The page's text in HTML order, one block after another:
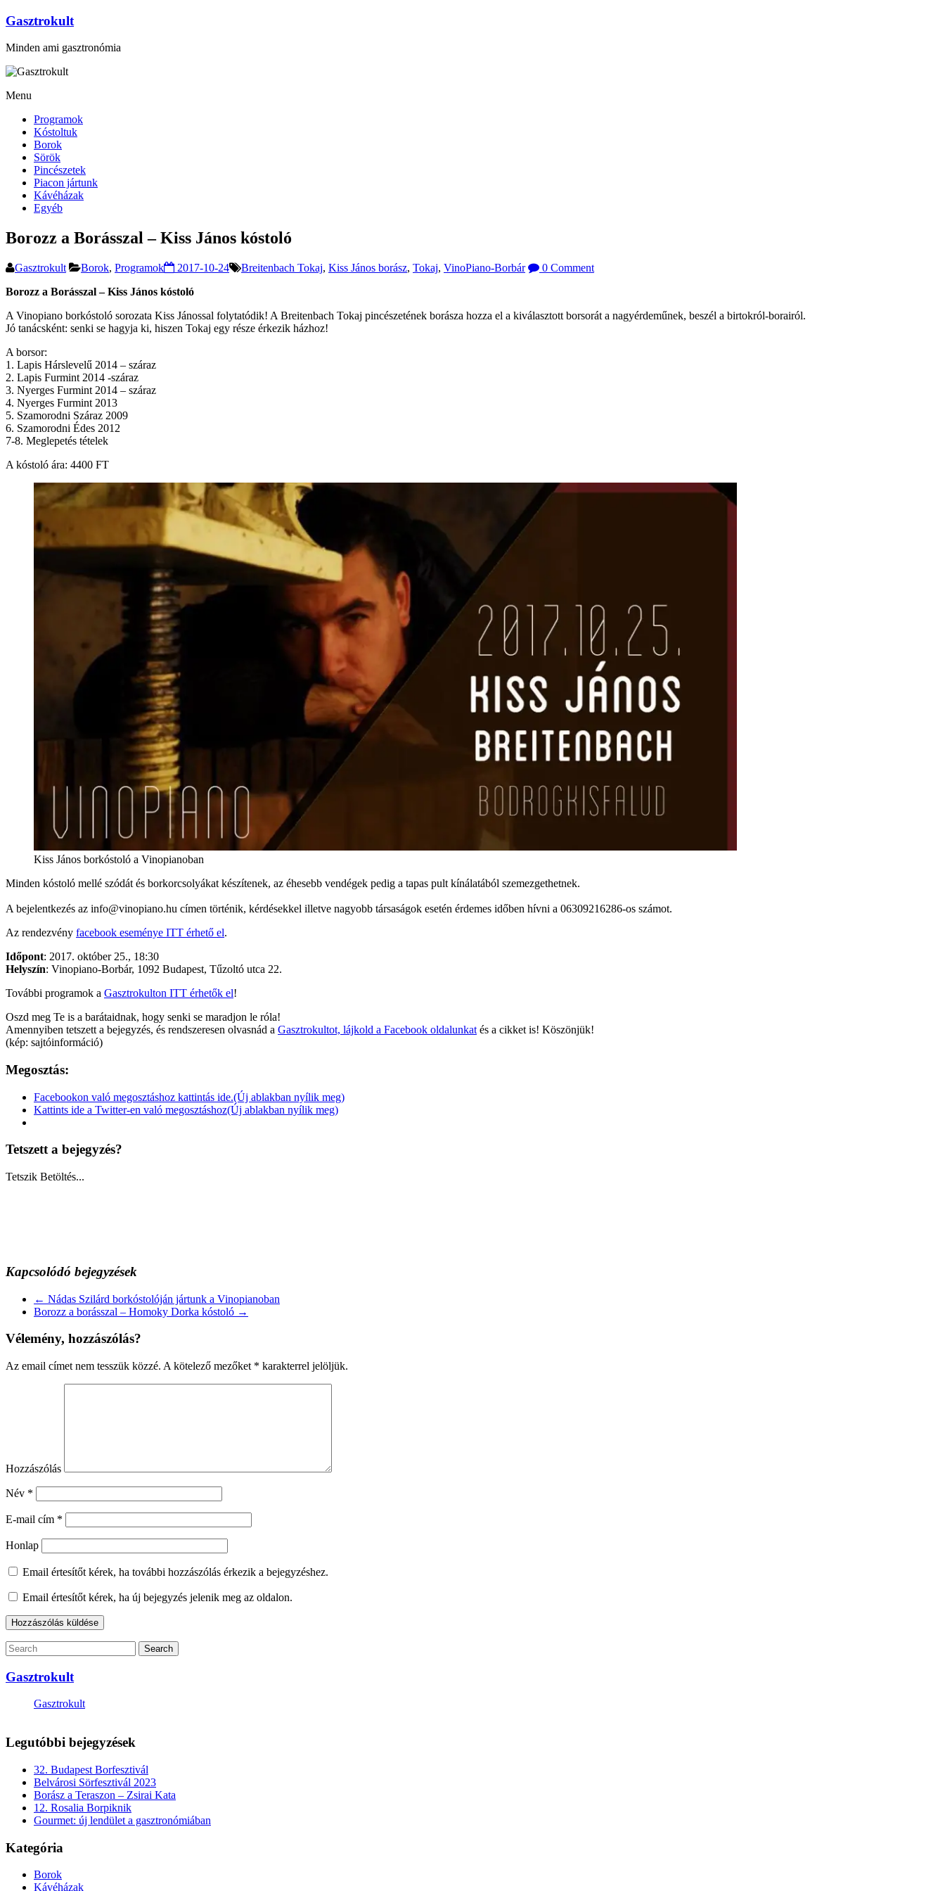
Gasztrokult
Minden ami gasztronómia
Menu
Programok
Kóstoltuk
Borok
Sörök
Pincészetek
Piacon jártunk
Kávéházak
Egyéb
Borozz a Borásszal – Kiss János kóstoló
Gasztrokult Borok, Programok 2017-10-24 Breitenbach Tokaj, Kiss János borász, Tokaj, VinoPiano-Borbár
0 Comment
Borozz a Borásszal – Kiss János kóstoló
A Vinopiano borkóstoló sorozata Kiss Jánossal folytatódik! A Breitenbach Tokaj pincészetének borásza hozza el a kiválasztott borsorát a nagyérdeműnek, beszél a birtokról-borairól.
Jó tanácsként: senki se hagyja ki, hiszen Tokaj egy része érkezik házhoz!
A borsor:
1. Lapis Hárslevelű 2014 – száraz
2. Lapis Furmint 2014 -száraz
3. Nyerges Furmint 2014 – száraz
4. Nyerges Furmint 2013
5. Szamorodni Száraz 2009
6. Szamorodni Édes 2012
7-8. Meglepetés tételek
A kóstoló ára: 4400 FT
Kiss János borkóstoló a Vinopianoban
Minden kóstoló mellé szódát és borkorcsolyákat készítenek, az éhesebb vendégek pedig a tapas pult kínálatából szemezgethetnek.
A bejelentkezés az info@vinopiano.hu címen történik, kérdésekkel illetve nagyobb társaságok esetén érdemes időben hívni a 06309216286-os számot.
Az rendezvény facebook eseménye ITT érhető el.
Időpont: 2017. október 25., 18:30
Helyszín: Vinopiano-Borbár, 1092 Budapest, Tűzoltó utca 22.
További programok a Gasztrokulton ITT érhetők el!
Oszd meg Te is a barátaidnak, hogy senki se maradjon le róla!
Amennyiben tetszett a bejegyzés, és rendszeresen olvasnád a Gasztrokultot, lájkold a Facebook oldalunkat és a cikket is! Köszönjük!
(kép: sajtóinformáció)
Megosztás:
Facebookon való megosztáshoz kattintás ide.(Új ablakban nyílik meg)
Kattints ide a Twitter-en való megosztáshoz(Új ablakban nyílik meg)
Tetszett a bejegyzés?
Tetszik Betöltés...
Kapcsolódó bejegyzések
← Nádas Szilárd borkóstolóján jártunk a Vinopianoban
Borozz a borásszal – Homoky Dorka kóstoló →
Vélemény, hozzászólás?
Az email címet nem tesszük közzé. A kötelező mezőket * karakterrel jelöljük.
Hozzászólás
Név *
E-mail cím *
Honlap
Email értesítőt kérek, ha további hozzászólás érkezik a bejegyzéshez.
Email értesítőt kérek, ha új bejegyzés jelenik meg az oldalon.
Gasztrokult
Gasztrokult
Legutóbbi bejegyzések
32. Budapest Borfesztivál
Belvárosi Sörfesztivál 2023
Borász a Teraszon – Zsirai Kata
12. Rosalia Borpiknik
Gourmet: új lendület a gasztronómiában
Kategória
Borok
Kávéházak